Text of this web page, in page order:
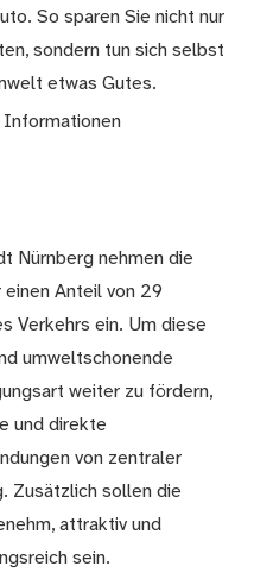
So sparen Sie nicht nur
sondern tun sich selbst
etwas Gutes.
Informationen
Nürnberg nehmen die
einen Anteil von 29
Verkehrs ein. Um diese
umweltschonende
weiter zu fördern,
und direkte
von zentraler
Zusätzlich sollen die
attraktiv und
sein.